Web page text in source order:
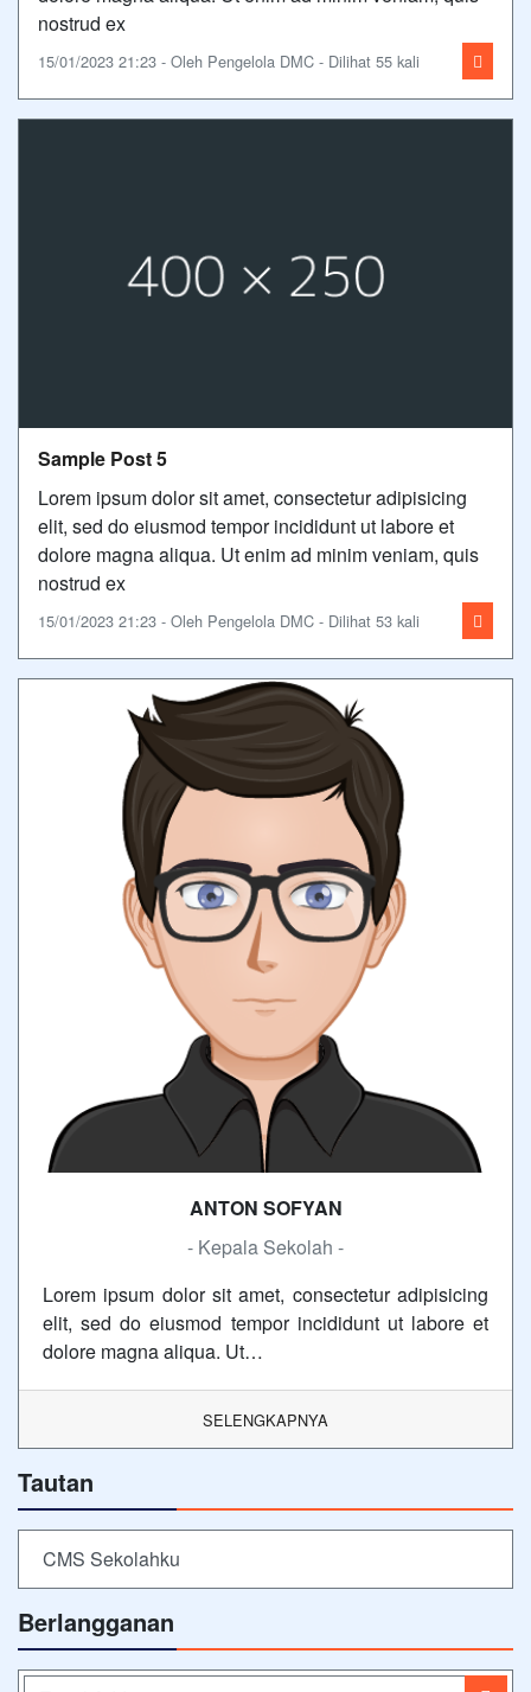
nostrud ex
15/01/2023 21:23 - Oleh Pengelola DMC - Dilihat 55 kali
Sample Post 5
Lorem ipsum dolor sit amet, consectetur adipisicing
elit, sed do eiusmod tempor incididunt ut labore et
dolore magna aliqua. Ut enim ad minim veniam, quis
nostrud ex
15/01/2023 21:23 - Oleh Pengelola DMC - Dilihat 53 kali
ANTON SOFYAN
- Kepala Sekolah -
Lorem ipsum dolor sit amet, consectetur adipisicing
elit, sed do eiusmod tempor incididunt ut labore et
dolore magna aliqua. Ut…
SELENGKAPNYA
Tautan
CMS Sekolahku
Berlangganan